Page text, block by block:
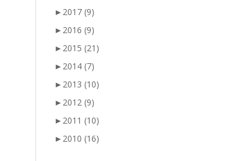
► 2017 (9)
► 2016 (9)
► 2015 (21)
► 2014 (7)
► 2013 (10)
► 2012 (9)
► 2011 (10)
► 2010 (16)